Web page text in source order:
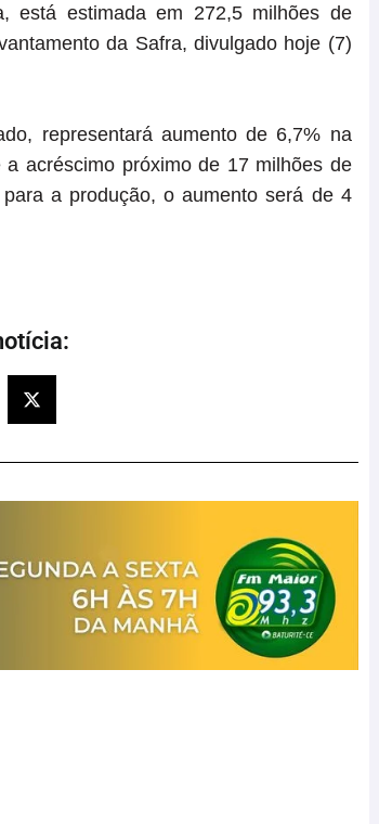
está estimada em 272,5 milhões de
da Safra, divulgado hoje (7)
representará aumento de 6,7% na
acréscimo próximo de 17 milhões de
a produção, o aumento será de 4